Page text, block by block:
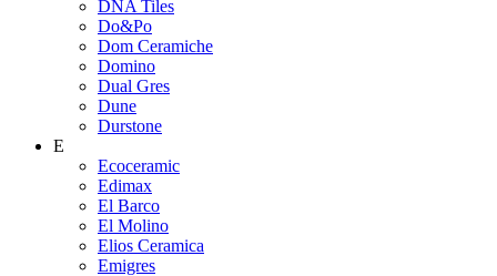
DNA Tiles
Do&Po
Dom Ceramiche
Domino
Dual Gres
Dune
Durstone
E
Ecoceramic
Edimax
El Barco
El Molino
Elios Ceramica
Emigres